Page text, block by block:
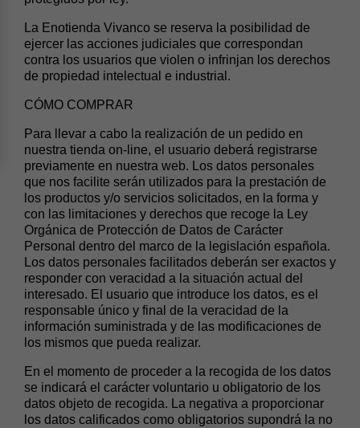
La Enotienda Vivanco se reserva la posibilidad de
ejercer las acciones judiciales que correspondan
contra los usuarios que violen o infrinjan los derechos
de propiedad intelectual e industrial.
CÓMO COMPRAR
Para llevar a cabo la realización de un pedido en
nuestra tienda on-line, el usuario deberá registrarse
previamente en nuestra web. Los datos personales
que nos facilite serán utilizados para la prestación de
los productos y/o servicios solicitados, en la forma y
con las limitaciones y derechos que recoge la Ley
Orgánica de Protección de Datos de Carácter
Personal dentro del marco de la legislación española.
Los datos personales facilitados deberán ser exactos y
responder con veracidad a la situación actual del
interesado. El usuario que introduce los datos, es el
responsable único y final de la veracidad de la
información suministrada y de las modificaciones de
los mismos que pueda realizar.
En el momento de proceder a la recogida de los datos
se indicará el carácter voluntario u obligatorio de los
datos objeto de recogida. La negativa a proporcionar
los datos calificados como obligatorios supondrá la no